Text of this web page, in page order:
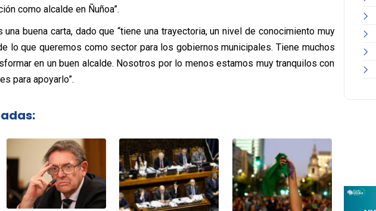
como alcalde en Ñuñoa”.
buena carta, dado que “tiene una trayectoria, un nivel de conocimiento muy
lo que queremos como sector para los gobiernos municipales. Tiene muchos
en un buen alcalde. Nosotros por lo menos estamos muy tranquilos con
para apoyarlo”.